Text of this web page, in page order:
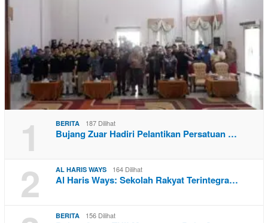
1 BERITA 187 Dilihat
Bujang Zuar Hadiri Pelantikan Persatuan …
2 AL HARIS WAYS 164 Dilihat
Al Haris Ways: Sekolah Rakyat Terintegra…
BERITA 156 Dilihat